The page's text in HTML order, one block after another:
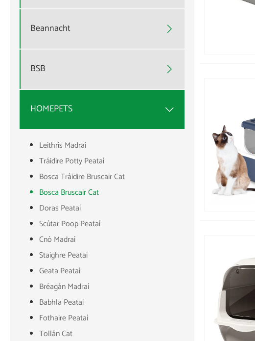
Beannacht 
BSB 
HOMEPETS 
Leithris Madraí
Tráidire Potty Peataí
Bosca Tráidire Bruscair Cat
Bosca Bruscair Cat
Doras Peataí
Scútar Poop Peataí
Cnó Madraí
Staighre Peataí
Geata Peataí
Bréagán Madraí
Babhla Peataí
Fothaire Peataí
Tollán Cat